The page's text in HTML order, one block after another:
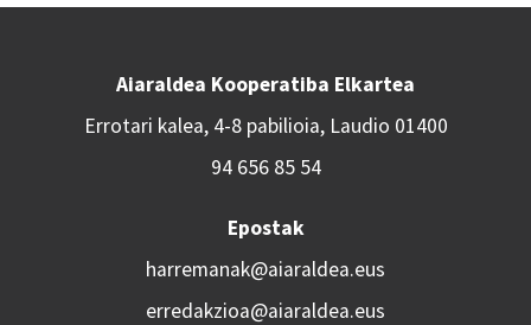
Aiaraldea Kooperatiba Elkartea
Errotari kalea, 4-8 pabilioia, Laudio 01400
94 656 85 54
Epostak
harremanak@aiaraldea.eus
erredakzioa@aiaraldea.eus